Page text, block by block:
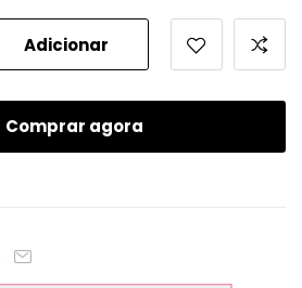
Adicionar
Comprar agora